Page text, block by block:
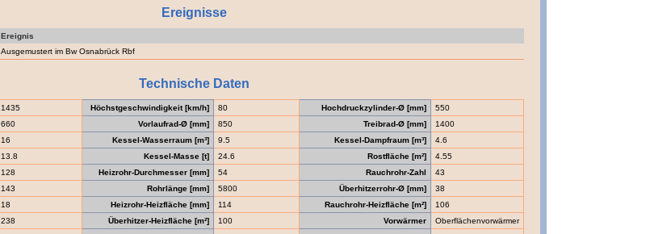
Ereignisse
Ereignis
Ausgemustert im Bw Osnabrück Rbf
Technische Daten
1435 Höchstgeschwindigkeit [km/h] 80 Hochdruckzylinder-Ø [mm]
550
660 Vorlaufrad-Ø [mm] 850 Treibrad-Ø [mm]
1400
16 Kessel-Wasserraum [m³] 9.5 Kessel-Dampfraum [m³]
4.6
13.8 Kessel-Masse [t] 24.6 Rostfläche [m²]
4.55
128 Heizrohr-Durchmesser [mm] 54 Rauchrohr-Zahl
43
143 Rohrlänge [mm] 5800 Überhitzerrohr-Ø [mm]
38
18 Heizrohr-Heizfläche [mm] 114 Rauchrohr-Heizfläche [m²]
106
238 Überhitzer-Heizfläche [m²] 100 Vorwärmer
Oberflächenvorwärmer